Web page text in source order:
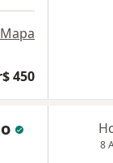
Mapa
450
8